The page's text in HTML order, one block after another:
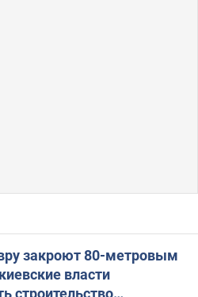
закроют 80-метровым
власти
строительство